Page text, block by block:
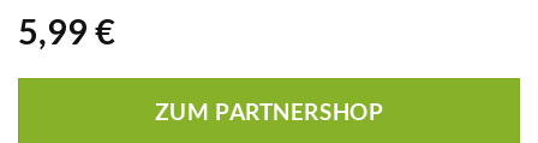
5,99 €
ZUM PARTNERSHOP